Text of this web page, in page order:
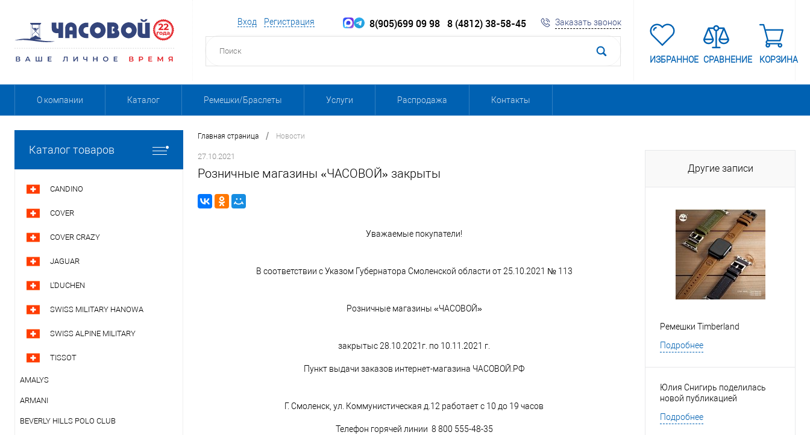
Вход Регистрация 8(905)699 09 98 8 (4812) 38-58-45 Заказать звонок
ИЗБРАННОЕ СРАВНЕНИЕ КОРЗИНА
О компании Каталог Ремешки/Браслеты Услуги Распродажа Контакты
Каталог товаров
CANDINO
COVER
COVER CRAZY
JAGUAR
L'DUCHEN
SWISS MILITARY HANOWA
SWISS ALPINE MILITARY
TISSOT
AMALYS
ARMANI
BEVERLY HILLS POLO CLUB
Главная страница / Новости
27.10.2021
Розничные магазины «ЧАСОВОЙ» закрыты
Уважаемые покупатели!
В соответствии с Указом Губернатора Смоленской области от 25.10.2021 № 113
Розничные магазины «ЧАСОВОЙ»
закрытыс 28.10.2021г. по 10.11.2021 г.
Пункт выдачи заказов интернет-магазина ЧАСОВОЙ.РФ
Г. Смоленск, ул. Коммунистическая д.12 работает с 10 до 19 часов
Телефон горячей линии 8 800 555-48-35
Другие записи
Ремешки Timberland
Подробнее
Юлия Снигирь поделилась
новой публикацией
Подробнее